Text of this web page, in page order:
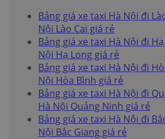
Bảng giá xe taxi Hà Nội đi
Nội Lào Cai giá rẻ
Bảng giá xe taxi Hà Nội đi
Nội Hạ Long giá rẻ
Bảng giá xe taxi Hà Nội đi
Nội Hòa Bình giá rẻ
Bảng giá xe taxi Hà Nội đi
Hà Nội Quảng Ninh giá rẻ
Bảng giá xe taxi Hà Nội đi
Nội Bắc Giang giá rẻ